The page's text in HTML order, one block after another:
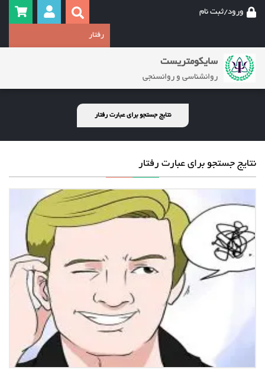
ورود/ثبت نام
سایکومتریست
روانشناسی و روانسنجی
نتایج جستجو برای عبارت رفتار
نتایج جستجو برای عبارت رفتار